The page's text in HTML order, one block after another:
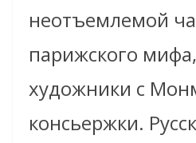
неотъемлемой
парижского
художники с
консьержки.